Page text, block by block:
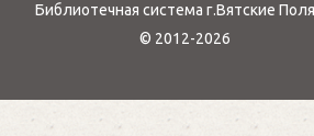
Библиотечная система г.Вятские
© 2012-2026